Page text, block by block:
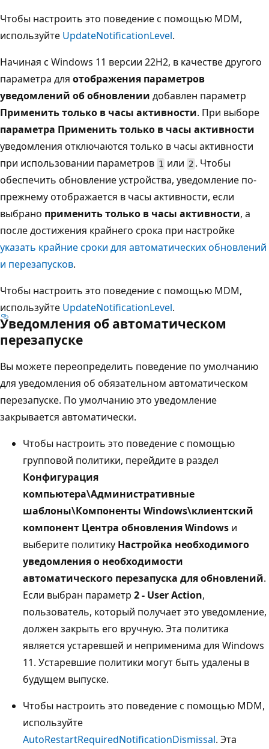
Чтобы настроить это поведение с помощью MDM,
используйте UpdateNotificationLevel.
Начиная с Windows 11 версии 22H2, в качестве другого
параметра для отображения параметров
уведомлений об обновлении добавлен параметр
Применить только в часы активности. При выборе
параметра Применить только в часы активности
уведомления отключаются только в часы активности
при использовании параметров 1 или 2 . Чтобы
обеспечить обновление устройства, уведомление по-
прежнему отображается в часы активности, если
выбрано применить только в часы активности, а
после достижения крайнего срока при настройке
указать крайние сроки для автоматических обновлений
и перезапусков.
Чтобы настроить это поведение с помощью MDM,
используйте UpdateNotificationLevel.
Уведомления об автоматическом
перезапуске
Вы можете переопределить поведение по умолчанию
для уведомления об обязательном автоматическом
перезапуске. По умолчанию это уведомление
закрывается автоматически.
Чтобы настроить это поведение с помощью
групповой политики, перейдите в раздел
Конфигурация
компьютера\Административные
шаблоны\Компоненты Windows\клиентский
компонент Центра обновления Windows и
выберите политику Настройка необходимого
уведомления о необходимости
автоматического перезапуска для обновлений.
Если выбран параметр 2 - User Action,
пользователь, который получает это уведомление,
должен закрыть его вручную. Эта политика
является устаревшей и неприменима для Windows
11. Устаревшие политики могут быть удалены в
будущем выпуске.
Чтобы настроить это поведение с помощью MDM,
используйте
AutoRestartRequiredNotificationDismissal. Эта